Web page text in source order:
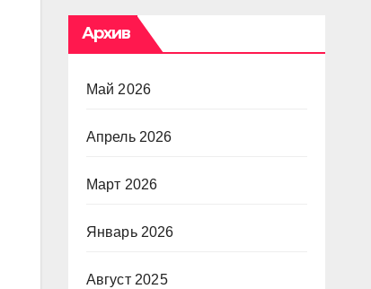
Архив
Май 2026
Апрель 2026
Март 2026
Январь 2026
Август 2025